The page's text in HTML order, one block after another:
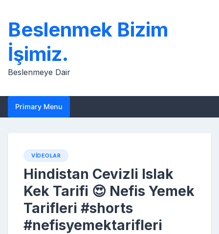
content
Beslenmek Bizim
İşimiz.
Beslenmeye Dair
Primary Menu
VIDEOLAR
Hindistan Cevizli Islak
Kek Tarifi 😍 Nefis Yemek
Tarifleri #shorts
#nefisyemektarifleri